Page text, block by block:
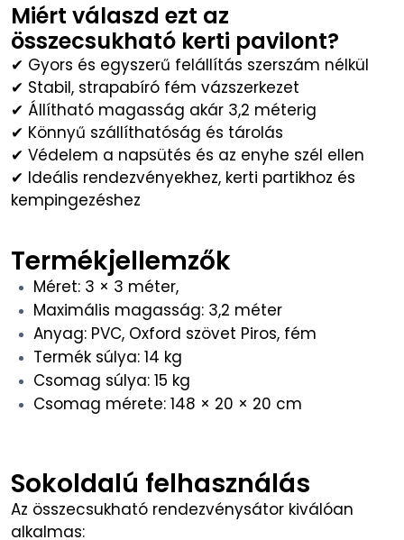
Miért válaszd ezt az
összecsukható kerti pavilont?
✔ Gyors és egyszerű felállítás szerszám nélkül
✔ Stabil, strapabíró fém vázszerkezet
✔ Állítható magasság akár 3,2 méterig
✔ Könnyű szállíthatóság és tárolás
✔ Védelem a napsütés és az enyhe szél ellen
✔ Ideális rendezvényekhez, kerti partikhoz és
kempingezéshez
Termékjellemzők
Méret: 3 × 3 méter,
Maximális magasság: 3,2 méter
Anyag: PVC, Oxford szövet Piros, fém
Termék súlya: 14 kg
Csomag súlya: 15 kg
Csomag mérete: 148 × 20 × 20 cm
Sokoldalú felhasználás
Az összecsukható rendezvénysátor kiválóan
alkalmas: